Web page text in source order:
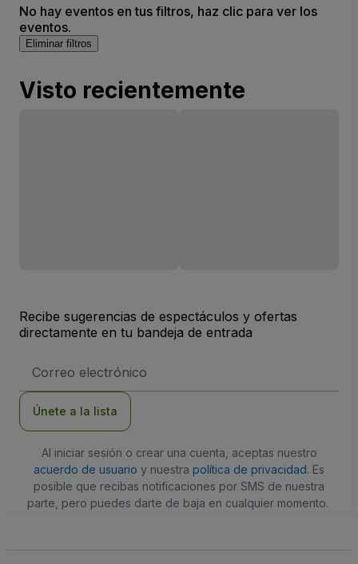
No hay eventos en tus filtros, haz clic para ver los
eventos.
Eliminar filtros
Visto recientemente
Recibe sugerencias de espectáculos y ofertas
directamente en tu bandeja de entrada
de
Únete a la lista
Al iniciar sesión o crear una cuenta, aceptas nuestro
acuerdo de usuario y nuestra política de privacidad. Es
posible que recibas notificaciones por SMS de nuestra
parte, pero puedes darte de baja en cualquier momento.